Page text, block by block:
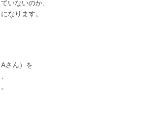
いないのか、
なります。
さん）を